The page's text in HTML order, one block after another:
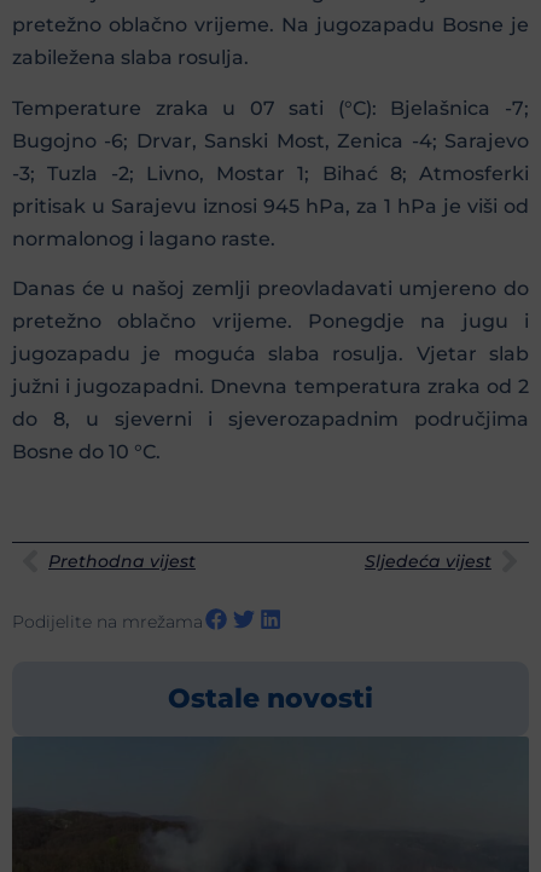
pretežno oblačno vrijeme. Na jugozapadu Bosne je
zabiležena slaba rosulja.
Temperature zraka u 07 sati (°C): Bjelašnica -7;
Bugojno -6; Drvar, Sanski Most, Zenica -4; Sarajevo
-3; Tuzla -2; Livno, Mostar 1; Bihać 8; Atmosferki
pritisak u Sarajevu iznosi 945 hPa, za 1 hPa je viši od
normalonog i lagano raste.
Danas će u našoj zemlji preovladavati umjereno do
pretežno oblačno vrijeme. Ponegdje na jugu i
jugozapadu je moguća slaba rosulja. Vjetar slab
južni i jugozapadni. Dnevna temperatura zraka od 2
do 8, u sjeverni i sjeverozapadnim područjima
Bosne do 10 °C.
Prethodna vijest Sljedeća vijest
Podijelite na mrežama
Ostale novosti